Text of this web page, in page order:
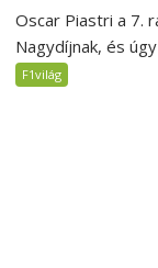
Oscar Piastri a 7.
Nagydíjnak, és
F1világ